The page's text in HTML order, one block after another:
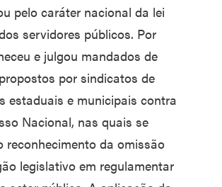
pelo caráter nacional da lei
servidores públicos. Por
e julgou mandados de
por sindicatos de
estaduais e municipais contra
Nacional, nas quais se
reconhecimento da omissão
legislativo em regulamentar